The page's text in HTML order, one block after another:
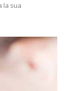
la sua